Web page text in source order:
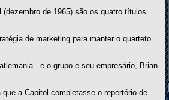
de 1965) são os quatro títulos
de marketing para manter o quarteto
- e o grupo e seu empresário, Brian
a Capitol completasse o repertório de